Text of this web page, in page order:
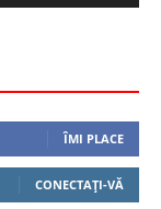
ÎMI PLACE
CONECTAȚI-VĂ